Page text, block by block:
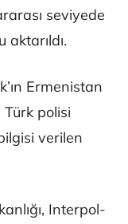
seviyede
aktarıldı.
Ermenistan
polisi
verilen
Interpol-